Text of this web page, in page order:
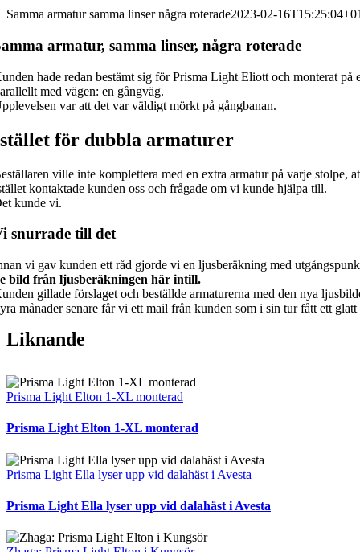
Samma armatur samma linser några roterade2023-02-
armatur, samma linser, några roterade
hade redan bestämt sig för Prisma Light Eliott och monterat på
med vägen: en gångväg.
var att det var väldigt mörkt på gångbanan.
för dubbla armaturer
ville inte komplettera med en extra armatur på varje stolpe,
kontaktade kunden oss och frågade om vi kunde hjälpa till.
kunde vi.
snurrade till det
vi gav kunden ett råd gjorde vi en ljusberäkning med
bild från ljusberäkningen här intill.
gillade förslaget och beställde armaturerna med den nya
månader senare får vi ett mail från kunden som i sin tur fått ett
Liknande
Prisma Light Elton 1-XL monterad
Prisma Light Elton 1-XL monterad
Prisma Light Ella lyser upp vid dalahäst i Avesta
Prisma Light Ella lyser upp vid dalahäst i Avesta